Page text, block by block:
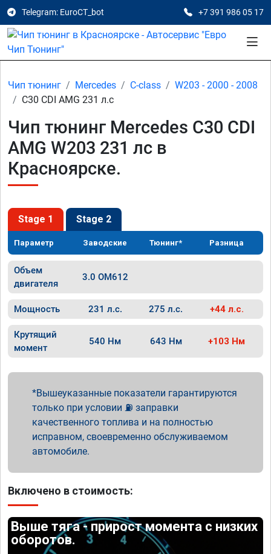
Telegram: EuroCT_bot +7 391 986 05 17
Чип тюнинг Mercedes C-class
W203 - 2000 - 2008
C30 CDI AMG 231 л.с
Чип тюнинг Mercedes C30 CDI
AMG W203 231 лс в
Красноярске.
Stage 1 Stage 2
Параметр Заводские Тюнинг* Разница
Объем
двигателя
3.0 OM612
Мощность 231 л.с. 275 л.с. +44 л.с.
Крутящий
момент
540 Нм 643 Нм +103 Нм
Вышеуказанные показатели гарантируются
только при условии ⛽ заправки
качественного топлива и на полностью
исправном, своевременно обслуживаемом
автомобиле.
Включено в стоимость:
Выше тяга - прирост момента с низких
оборотов.